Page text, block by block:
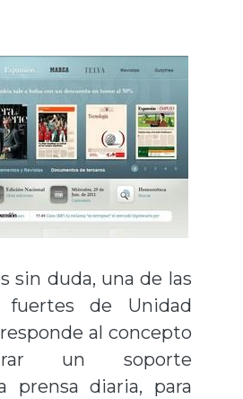
sin duda, una de las
fuertes de Unidad
al concepto
un soporte
prensa diaria, para